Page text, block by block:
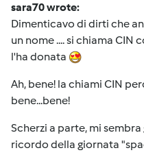
sara70 wrote:
Dimenticavo di dirti che
un nome .... si chiama CIN
l'ha donata
Ah, bene! la chiami CIN
bene...bene!
Scherzi a parte, mi
ricordo della giornata